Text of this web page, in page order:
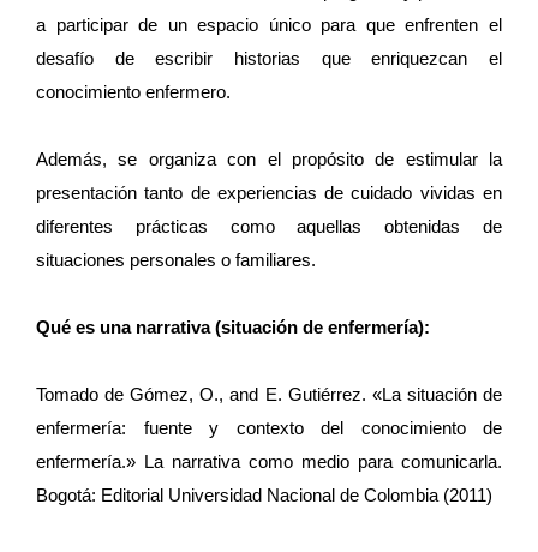
a participar de un espacio único para que enfrenten el
desafío de escribir historias que enriquezcan el
conocimiento enfermero.
Además, se organiza con el propósito de estimular la
presentación tanto de experiencias de cuidado vividas en
diferentes prácticas como aquellas obtenidas de
situaciones personales o familiares.
Qué es una narrativa (situación de enfermería):
Tomado de Gómez, O., and E. Gutiérrez. «La situación de
enfermería: fuente y contexto del conocimiento de
enfermería.» La narrativa como medio para comunicarla.
Bogotá: Editorial Universidad Nacional de Colombia (2011)